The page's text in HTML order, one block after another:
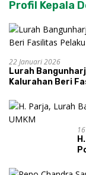
Profil Kepala
22 Januari 2026
Lurah
Kalurahan Beri